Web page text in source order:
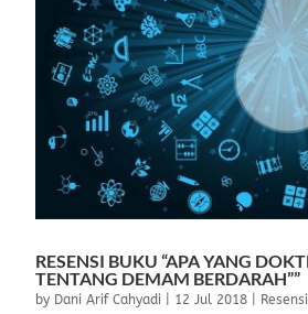
RESENSI BUKU “APA YANG
TENTANG DEMAM BERDARAH””
by Dani Arif Cahyadi 12 Jul 2018 Resensi